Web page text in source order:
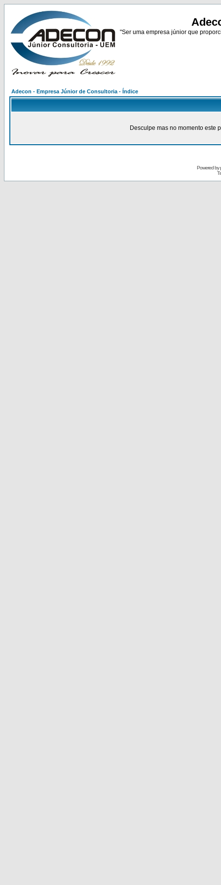
"Ser uma empresa júnior que
Adecon - Empresa Júnior de Consultoria - Índice
Desculpe mas no momento este
Powered by